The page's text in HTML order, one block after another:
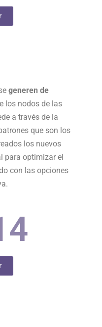
generen de
los nodos de las
a través de la
que son los
los nuevos
para optimizar el
con las opciones